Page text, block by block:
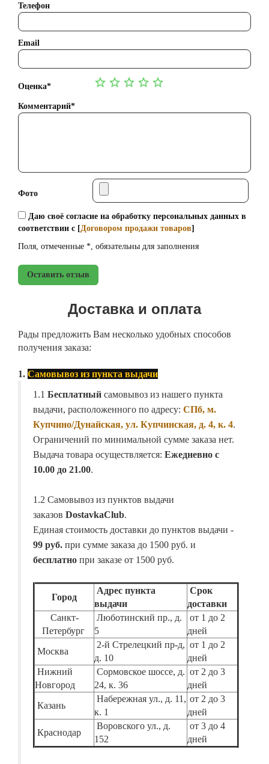
Телефон
Email
Оценка*
Комментарий*
Фото
Даю своё согласие на обработку персональных данных в
соответствии с [Договором продажи товаров]
Поля, отмеченные *, обязательны для заполнения
Оставить отзыв
Доставка и оплата
Рады предложить Вам несколько удобных способов
получения заказа:
1. Самовывоз из пункта выдачи
1.1 Бесплатный самовывоз из нашего пункта
выдачи, расположенного по адресу: СПб, м.
Купчино/Дунайская, ул. Купчинская, д. 4, к. 4.
Ограничений по минимальной сумме заказа нет.
Выдача товара осуществляется: Ежедневно с
10.00 до 21.00.
1.2 Самовывоз из пунктов выдачи
заказов DostavkaClub.
Единая стоимость доставки до пунктов выдачи -
99 руб. при сумме заказа до 1500 руб. и
бесплатно при заказе от 1500 руб.
Город
Адрес пункта
выдачи
Срок
доставки
Санкт-
Петербург
Люботинский пр., д.
5
от 1 до 2
дней
Москва
2-й Стрелецкий пр-д,
д. 10
от 1 до 2
дней
Нижний
Новгород
Сормовское шоссе, д.
24, к. 36
от 2 до 3
дней
Казань
Набережная ул., д. 11,
к. 1
от 2 до 3
дней
Краснодар
Воровского ул., д.
152
от 3 до 4
дней